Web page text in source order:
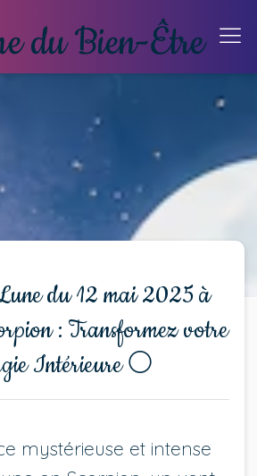
du 12 mai 2025 à
: Transformez votre
Intérieure 🌕
mystérieuse et intense